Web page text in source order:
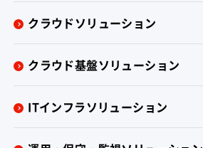
クラウドソリューション
クラウド基盤ソリューション
ITインフラソリューション